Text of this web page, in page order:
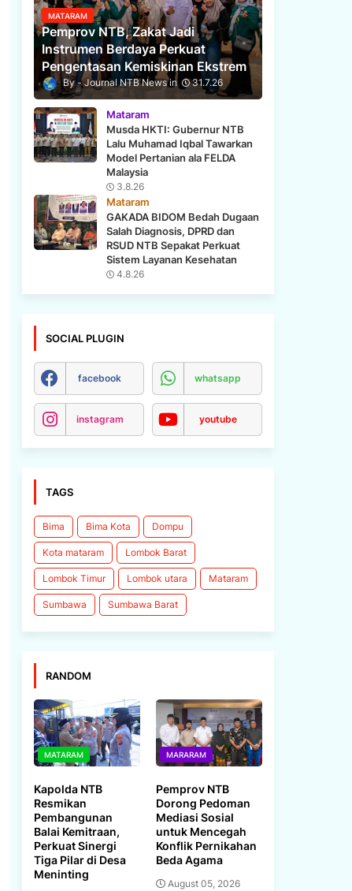
MATARAM
Pemprov NTB, Zakat Jadi
Instrumen Berdaya Perkuat
Pengentasan Kemiskinan Ekstrem
Journal NTB News 31.7.26
Mataram
Musda HKTI: Gubernur NTB
Lalu Muhamad Iqbal Tawarkan
Model Pertanian ala FELDA
Malaysia
3.8.26
Mataram
GAKADA BIDOM Bedah Dugaan
Salah Diagnosis, DPRD dan
RSUD NTB Sepakat Perkuat
Sistem Layanan Kesehatan
4.8.26
SOCIAL PLUGIN
facebook whatsapp
instagram youtube
TAGS
Bima Bima Kota Dompu
Kota mataram Lombok Barat
Lombok Timur Lombok utara Mataram
Sumbawa Sumbawa Barat
RANDOM
MATARAM
Kapolda NTB
Resmikan
Pembangunan
Balai Kemitraan,
Perkuat Sinergi
Tiga Pilar di Desa
Meninting
MARARAM
Pemprov NTB
Dorong Pedoman
Mediasi Sosial
untuk Mencegah
Konflik Pernikahan
Beda Agama
August 05, 2026